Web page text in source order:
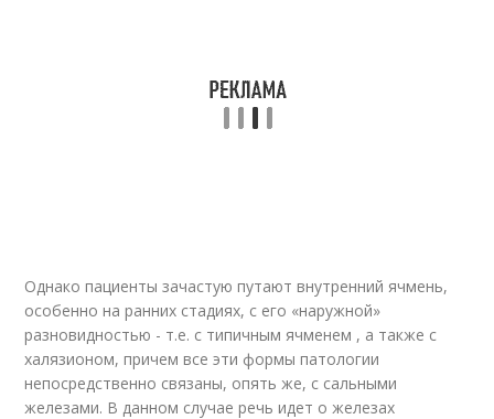
Однако пациенты зачастую путают внутренний ячмень,
особенно на ранних стадиях, с его «наружной»
разновидностью - т.е. с типичным ячменем , а также с
халязионом, причем все эти формы патологии
непосредственно связаны, опять же, с сальными
железами. В данном случае речь идет о железах